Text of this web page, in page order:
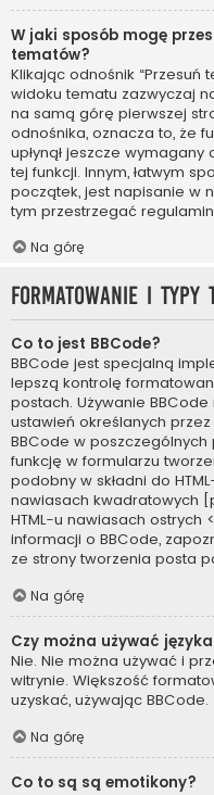
W jaki sposób mogę
tematów?
Klikając odnośnik “Przesuń
widoku tematu zazwyczaj
na samą górę pierwszej
odnośnika, oznacza to, że
upłynął jeszcze
tej funkcji. Innym, łatwym
początek, jest napisanie w
tym przestrzegać
Na górę
Formatowanie i typy
Co to jest BBCode?
BBCode jest specjalną
lepszą kontrolę
postach. Używanie
ustawień określanych
BBCode w
funkcję w formularzu
podobny w składni do
nawiasach kwadratowych
HTML-u nawiasach ostrych
informacji o BBCode,
ze strony tworzenia posta
Na górę
Czy można używać języka
Nie. Nie można używać i
witrynie. Większość
uzyskać, używając BBCode.
Na górę
Co to są są emotikony?